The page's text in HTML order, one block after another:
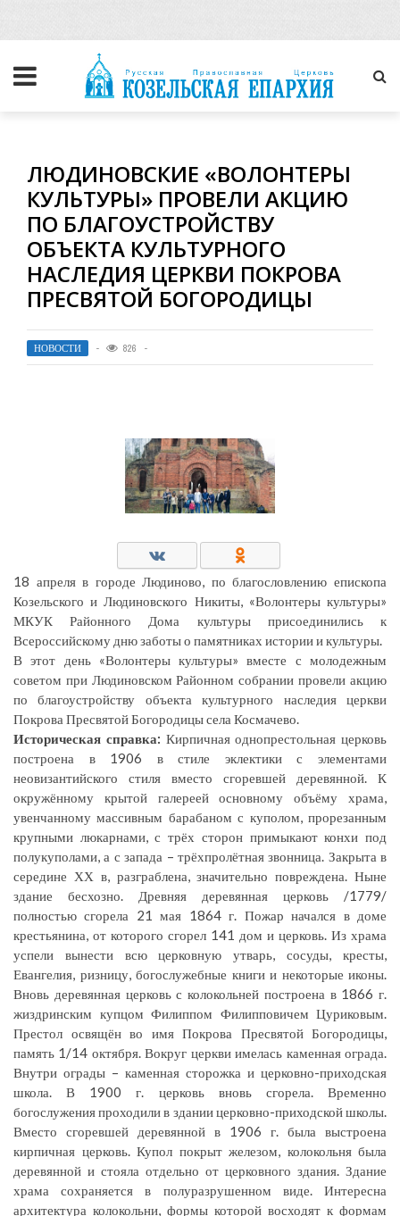
ЛЮДИНОВСКИЕ «ВОЛОНТЕРЫ
КУЛЬТУРЫ» ПРОВЕЛИ АКЦИЮ
ПО БЛАГОУСТРОЙСТВУ
ОБЪЕКТА КУЛЬТУРНОГО
НАСЛЕДИЯ ЦЕРКВИ ПОКРОВА
ПРЕСВЯТОЙ БОГОРОДИЦЫ
НОВОСТИ 826
18 апреля в городе Людиново, по благословлению епископа
Козельского и Людиновского Никиты, «Волонтеры культуры»
МКУК Районного Дома культуры присоединились к
Всероссийскому дню заботы о памятниках истории и культуры.
В этот день «Волонтеры культуры» вместе с молодежным
советом при Людиновском Районном собрании провели акцию
по благоустройству объекта культурного наследия церкви
Покрова Пресвятой Богородицы села Космачево.
Историческая справка: Кирпичная однопрестольная церковь
построена в 1906 в стиле эклектики с элементами
неовизантийского стиля вместо сгоревшей деревянной. К
окружённому крытой галереей основному объёму храма,
увенчанному массивным барабаном с куполом, прорезанным
крупными люкарнами, с трёх сторон примыкают конхи под
полукуполами, а с запада – трёхпролётная звонница. Закрыта в
середине ХХ в, разграблена, значительно повреждена. Ныне
здание бесхозно. Древняя деревянная церковь /1779/
полностью сгорела 21 мая 1864 г. Пожар начался в доме
крестьянина, от которого сгорел 141 дом и церковь. Из храма
успели вынести всю церковную утварь, сосуды, кресты,
Евангелия, ризницу, богослужебные книги и некоторые иконы.
Вновь деревянная церковь с колокольней построена в 1866 г.
жиздринским купцом Филиппом Филипповичем Цуриковым.
Престол освящён во имя Покрова Пресвятой Богородицы,
память 1/14 октября. Вокруг церкви имелась каменная ограда.
Внутри ограды – каменная сторожка и церковно-приходская
школа. В 1900 г. церковь вновь сгорела. Временно
богослужения проходили в здании церковно-приходской школы.
Вместо сгоревшей деревянной в 1906 г. была выстроена
кирпичная церковь. Купол покрыт железом, колокольня была
деревянной и стояла отдельно от церковного здания. Здание
храма сохраняется в полуразрушенном виде. Интересна
архитектура колокольни, формы которой восходят к формам